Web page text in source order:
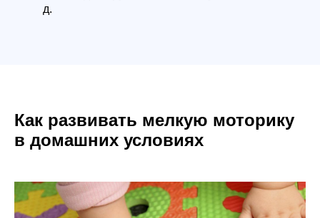
д.
Как развивать мелкую моторику
в домашних условиях